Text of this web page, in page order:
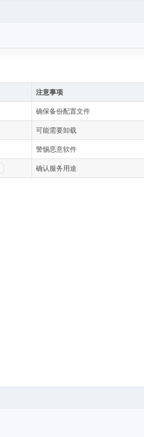
注意事项
确保备份配置文件
可能需要卸载
警惕恶意软件
确认服务用途